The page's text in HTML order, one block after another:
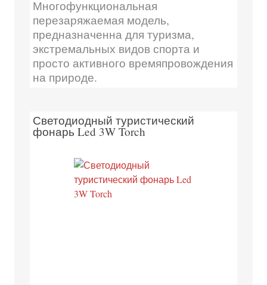
Многофункциональная
перезаряжаемая модель,
предназначенна для туризма,
экстремальных видов спорта и
просто активного времяпровождения
на природе.
Светодиодный туристический
фонарь Led 3W Torch